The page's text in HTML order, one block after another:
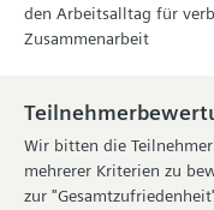
den Arbeitsalltag für
Zusammenarbeit
Wir bitten die
mehrerer Kriterien zu
zur